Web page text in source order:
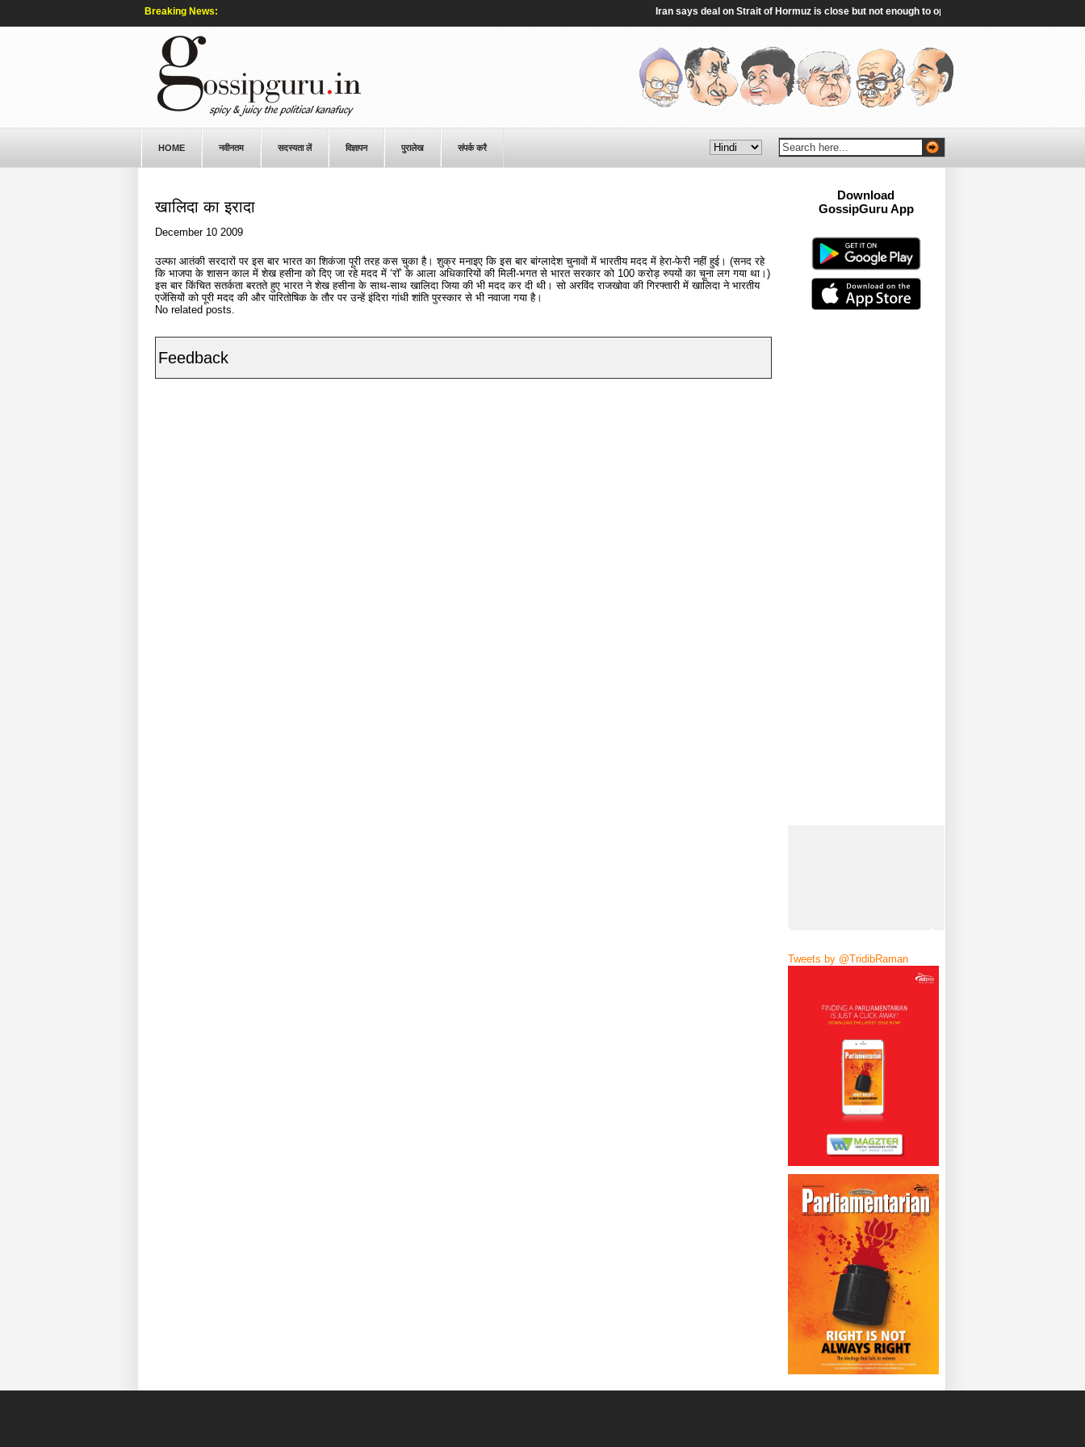
Breaking News: Iran says deal on Strait of Hormuz is close but not enough to open the waterway - Reuters
HOME नवीनतम सदस्यता लें विज्ञापन पुरालेख संपर्क करै
खालिदा का इरादा
December 10 2009
उल्फा आतंकी सरदारों पर इस बार भारत का शिकंजा पूरी तरह कस चुका है। शुक्र मनाइए कि इस बार बांग्लादेश चुनावों में भारतीय मदद में हेरा-फेरी नहीं हुई। (सनद रहे
कि भाजपा के शासन काल में शेख हसीना को दिए जा रहे मदद में ‘रॉ’ के आला अधिकारियों की मिली-भगत से भारत सरकार को 100 करोड़ रुपयों का चूना लग गया था।)
इस बार किंचित सतर्कता बरतते हुए भारत ने शेख हसीना के साथ-साथ खालिदा जिया की भी मदद कर दी थी। सो अरविंद राजखोवा की गिरफ्तारी में खालिदा ने भारतीय
एजेंसियों को पूरी मदद की और पारितोषिक के तौर पर उन्हें इंदिरा गांधी शांति पुरस्कार से भी नवाजा गया है।
No related posts.
Feedback
Download
GossipGuru App
Tweets by @TridibRaman